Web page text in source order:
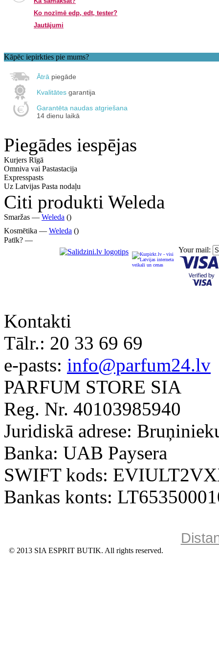
Ko nozīmē edp, edt, tester?
Jautājumi
Kāpēc iepirkties pie mums?
Ātrā piegāde
Kvalitātes garantija
Garantēta naudas atgriešana
14 dienu laikā
Piegādes iespējas
Kurjers Rīgā
Omniva vai Pastastacija
Expresspasts
Uz Latvijas Pasta nodaļu
Citi produkti Weleda
Smaržas — Weleda ()
Kosmētika — Weleda ()
Patīk? —
Your mail:
Kontakti
Tālr.: 20 33 69 69
e-pasts: info@parfum24.lv
PARFUM STORE SIA
Reg. Nr. 40103985940
Juridiskā adrese:
Banka: UAB Paysera
SWIFT kods:
Bankas konts:
© 2013 SIA ESPRIT BUTIK. All rights reserved.